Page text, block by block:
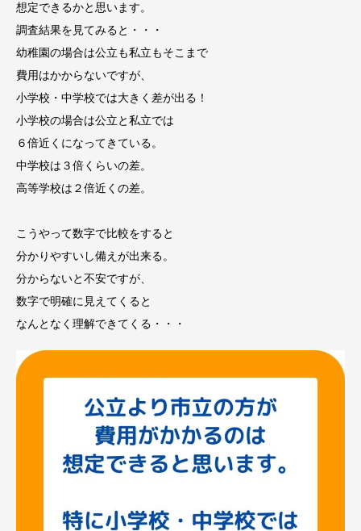
想定できるかと思います。
調査結果を見てみると・・・
幼稚園の場合は公立も私立もそこまで
費用はかからないですが、
小学校・中学校では大きく差が出る！
小学校の場合は公立と私立では
６倍近くになってきている。
中学校は３倍くらいの差。
高等学校は２倍近くの差。
こうやって数字で比較をすると
分かりやすいし備えが出来る。
分からないと不安ですが、
数字で明確に見えてくると
なんとなく理解できてくる・・・